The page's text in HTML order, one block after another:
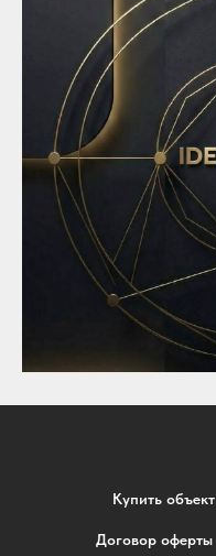
Купить объект
Договор оферты